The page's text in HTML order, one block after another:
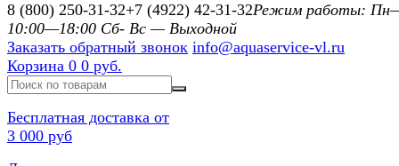
8 (800) 250-31-32+7 (4922) 42-31-32Режим работы:
10:00—18:00 Сб- Вс — Выходной
Заказать обратный звонок info@aquaservice-vl.ru
Корзина 0 0 руб.
Бесплатная доставка от
3 000 руб